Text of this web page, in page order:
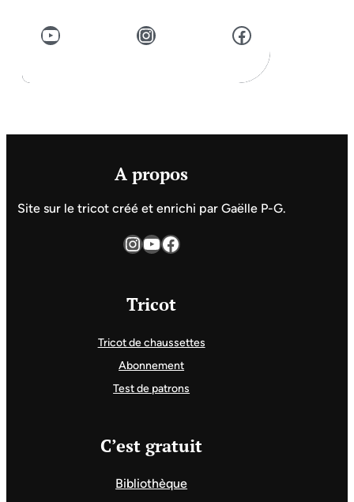
YouTube Instagram Facebook
A propos
Site sur le tricot créé et enrichi par Gaëlle P-G.
InstagramYouTube Facebook
Tricot
Tricot de chaussettes
Abonnement
Test de patrons
C’est gratuit
Bibliothèque